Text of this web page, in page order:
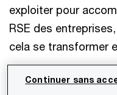
exploiter pour
RSE des
cela se transformer
Continuer sans